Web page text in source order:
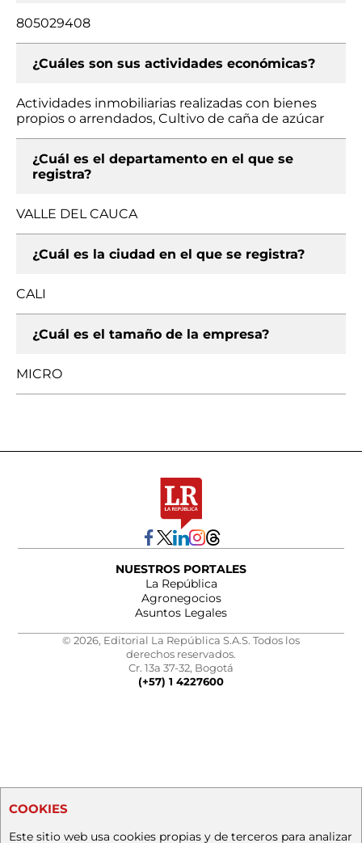
805029408
¿Cuáles son sus actividades económicas?
Actividades inmobiliarias realizadas con bienes
propios o arrendados, Cultivo de caña de azúcar
¿Cuál es el departamento en el que se
registra?
VALLE DEL CAUCA
¿Cuál es la ciudad en el que se registra?
CALI
¿Cuál es el tamaño de la empresa?
MICRO
NUESTROS PORTALES
La República
Agronegocios
Asuntos Legales
© 2026, Editorial La República S.A.S. Todos los
derechos reservados.
Cr. 13a 37-32, Bogotá
(+57) 1 4227600
COOKIES
Este sitio web usa cookies propias y de terceros para analizar